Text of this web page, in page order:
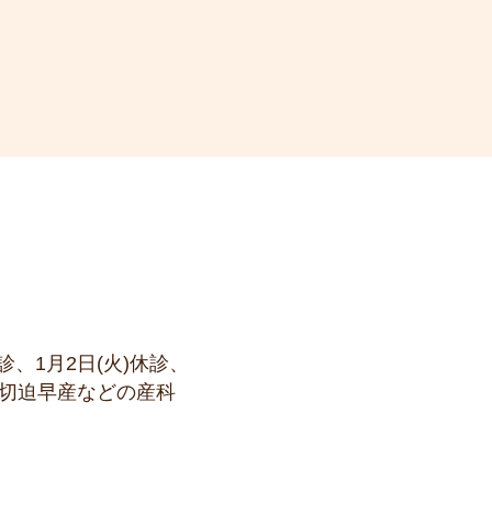
1月2日(火)休診、
迫早産などの産科